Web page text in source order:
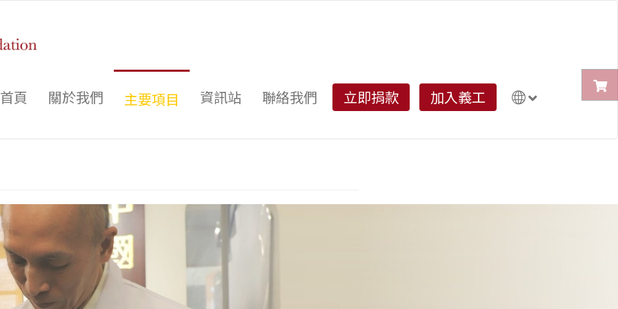
首頁 關於我們 主要項目 資訊站 聯絡我們 立即捐款 加入義工